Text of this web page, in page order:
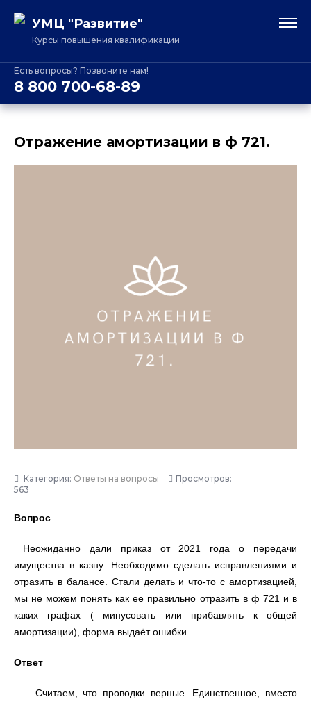
УМЦ "Развитие"
Курсы повышения квалификации
Есть вопросы? Позвоните нам!
8 800 700-68-89
Отражение амортизации в ф 721.
Категория: Ответы на вопросы
Просмотров:
563
Вопрос
Неожиданно дали приказ от 2021 года о передачи
имущества в казну. Необходимо сделать исправлениями и
отразить в балансе. Стали делать и что-то с амортизацией,
мы не можем понять как ее правильно отразить в ф 721 и в
каких графах ( минусовать или прибавлять к общей
амортизации), форма выдаёт ошибки.
Ответ
Считаем, что проводки верные. Единственное, вместо